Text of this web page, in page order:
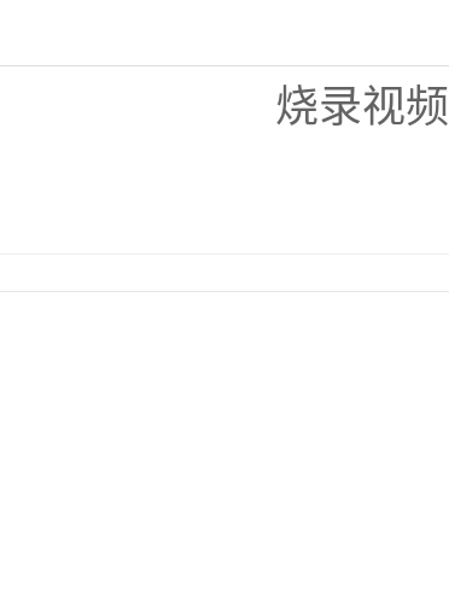
烧录视频